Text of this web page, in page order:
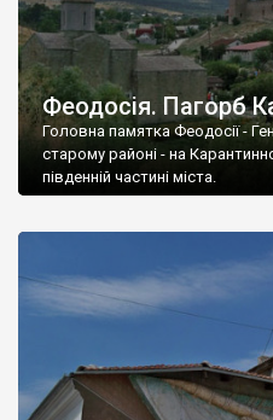
Феодосія. Пагорб
Головна памятка Феодосії -
старому районі - на
південній частині міста.